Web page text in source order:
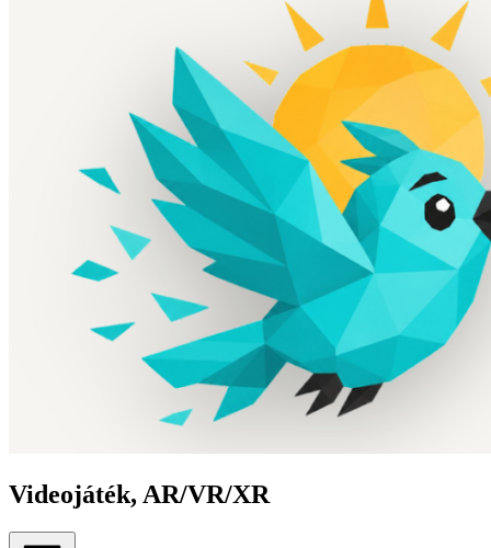
Videojáték, AR/VR/XR